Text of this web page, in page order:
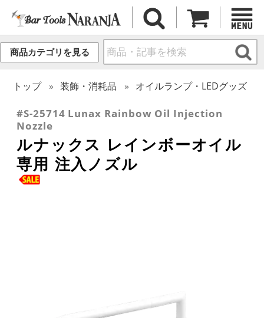
商品カテゴリを見る
トップ 装飾・消耗品 オイルランプ・LEDグッズ
#S-25714 Lunax Rainbow Oil Injection
Nozzle
ルナックス レインボーオイル
専用 注入ノズル